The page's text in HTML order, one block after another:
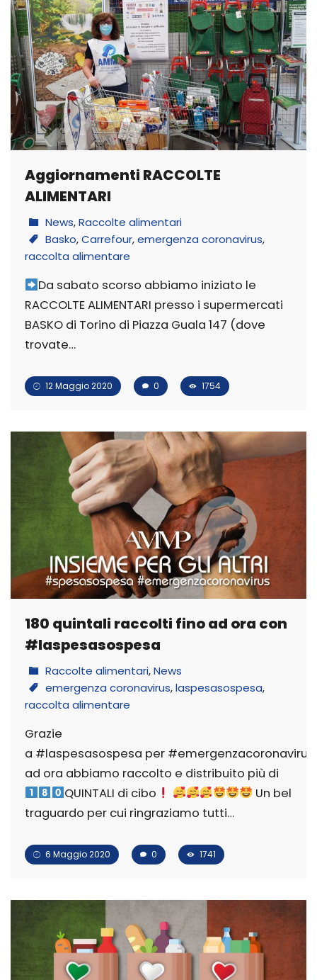
Aggiornamenti RACCOLTE
ALIMENTARI
News,Raccolte alimentari
Basko,Carrefour,emergenza coronavirus,
raccolta alimentare
Da sabato scorso abbiamo iniziato le
RACCOLTE ALIMENTARI presso i supermercati
BASKO di Torino di Piazza Guala 147 (dove
trovate…
12 Maggio 2020 0 1754
180 quintali raccolti fino ad ora con
#laspesasospesa
Raccolte alimentari,News
emergenza coronavirus,laspesasospesa,
raccolta alimentare
Grazie
a #laspesasospesa per #emergenzacoronavirus
ad ora abbiamo raccolto e distribuito più di
QUINTALI di cibo
Un bel
traguardo per cui ringraziamo tutti…
6 Maggio 2020 0 1741